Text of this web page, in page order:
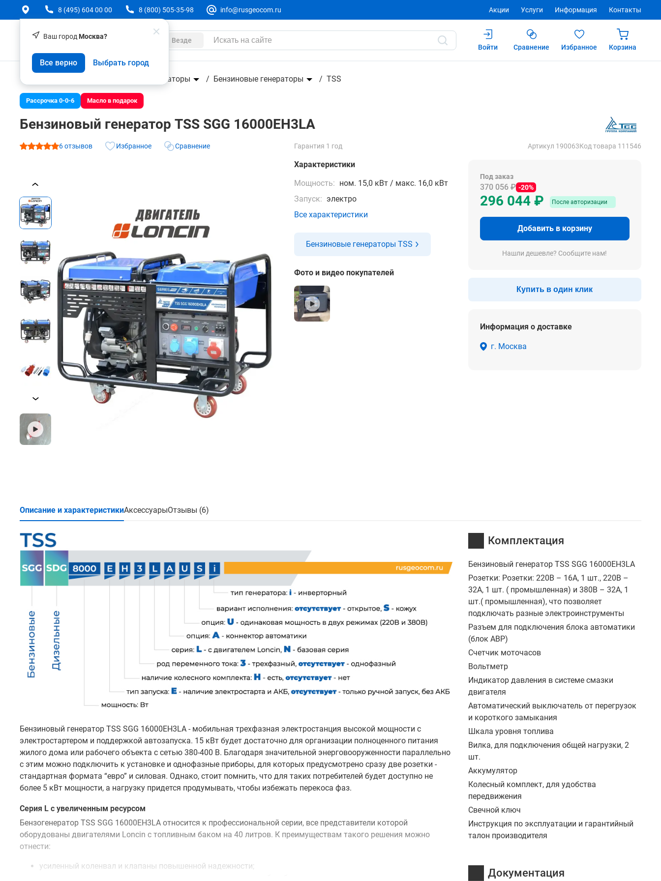
Ваш город Москва?
Все верно Выбрать город
8 (495) 604 00 00 8 (800) 505-35-98 info@rusgeocom.ru Акции Услуги Информация Контакты
Везде
Войти
Сравнение Избранное Корзина
Техника Генераторы Бензиновые генераторы TSS
Рассрочка 0-0-6 Масло в подарок
Бензиновый генератор TSS SGG 16000EH3LA
6 отзывов Избранное Сравнение Гарантия 1 год Артикул 190063Код товара 111546
Характеристики
Мощность: ном. 15,0 кВт / макс. 16,0 кВт
Запуск: электро
Все характеристики
Бензиновые генераторы TSS
Фото и видео покупателей
Под заказ
370 056 ₽ -20%
296 044 ₽ После авторизации
Добавить в корзину
Нашли дешевле? Сообщите нам!
Купить в один клик
Информация о доставке
г. Москва
Описание и характеристикиАксессуарыОтзывы (6)
Бензиновый генератор TSS SGG 16000EH3LA
О товаре ХарактеристикиАксессуары
Бензиновый генератор TSS SGG 16000EH3LA - мобильная трехфазная электростанция высокой мощности с
электростартером и поддержкой автозапуска. 15 кВт будет достаточно для организации полноценного питания
жилого дома или рабочего объекта с сетью 380-400 В. Благодаря значительной энерговооруженности параллельно
с этим можно подключить к установке и однофазные приборы, для которых предусмотрено сразу две розетки -
стандартная формата “евро” и силовая. Однако, стоит помнить, что для таких потребителей будет доступно не
более 5 кВт мощности, а нагрузку придется продумывать, чтобы избежать перекоса фаз.
Серия L с увеличенным ресурсом
Бензогенератор TSS SGG 16000EH3LA относится к профессиональной серии, все представители которой
оборудованы двигателями Loncin с топливным баком на 40 литров. К преимуществам такого решения можно
отнести:
усиленный коленвал и клапаны повышенной надежности;
Комплектация
Бензиновый генератор TSS SGG 16000EH3LA
Розетки: Розетки: 220В – 16А, 1 шт., 220В –
32А, 1 шт. ( промышленная) и 380В – 32А, 1
шт.( промышленная), что позволяет
подключать разные электроинструменты
Разъем для подключения блока автоматики
(блок АВР)
Счетчик моточасов
Вольтметр
Индикатор давления в системе смазки
двигателя
Автоматический выключатель от перегрузок
и короткого замыкания
Шкала уровня топлива
Вилка, для подключения общей нагрузки, 2
шт.
Аккумулятор
Колесный комплект, для удобства
передвижения
Свечной ключ
Инструкция по эксплуатации и гарантийный
талон производителя
Документация